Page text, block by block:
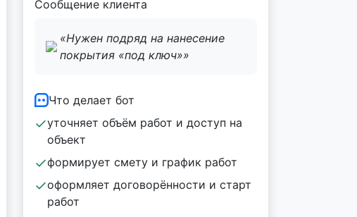
Сообщение клиента
«Нужен подряд на нанесение
покрытия «под ключ»»
Что делает бот
уточняет объём работ и доступ на
объект
формирует смету и график работ
оформляет договорённости и старт
работ